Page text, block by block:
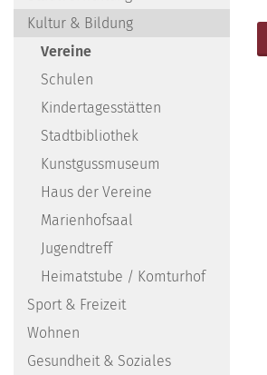
Kultur & Bildung
Vereine
Schulen
Kindertagesstätten
Stadtbibliothek
Kunstgussmuseum
Haus der Vereine
Marienhofsaal
Jugendtreff
Heimatstube / Komturhof
Sport & Freizeit
Wohnen
Gesundheit & Soziales